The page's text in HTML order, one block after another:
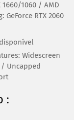
1660/1060 / AMD
GeForce RTX 2060
Widescreen
Uncapped
: